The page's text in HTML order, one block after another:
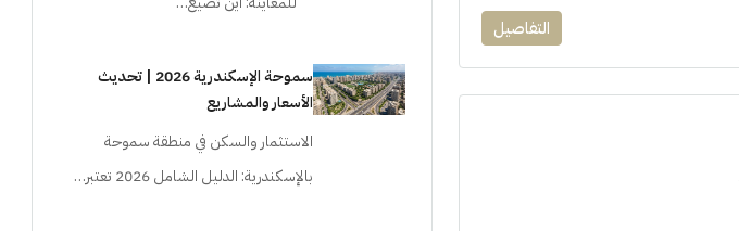
التفاصيل
سموحة الإسكندرية 2026 | تحديث
الأسعار والمشاريع
الاستثمار والسكن في منطقة سموحة
بالإسكندرية: الدليل الشامل 2026 تعتبر…